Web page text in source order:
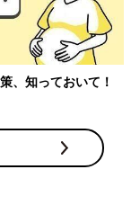
、知っておいて！